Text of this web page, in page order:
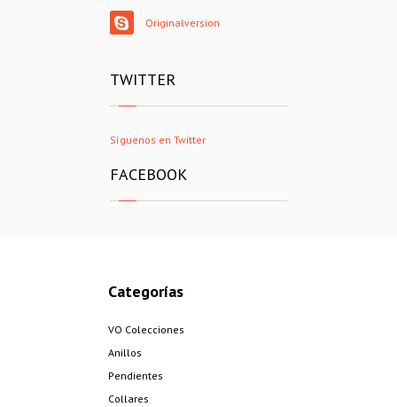
Originalversion
TWITTER
Síguenos en Twitter
FACEBOOK
Categorías
VO Colecciones
Anillos
Pendientes
Collares